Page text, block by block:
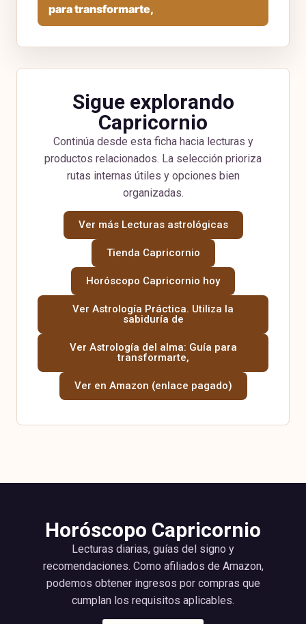
para transformarte,
Sigue explorando
Capricornio
Continúa desde esta ficha hacia lecturas y
productos relacionados. La selección prioriza
rutas internas útiles y opciones bien
organizadas.
Ver más Lecturas astrológicas
Tienda Capricornio
Horóscopo Capricornio hoy
Ver Astrología Práctica. Utiliza la
sabiduría de
Ver Astrología del alma: Guía para
transformarte,
Ver en Amazon (enlace pagado)
Horóscopo Capricornio
Lecturas diarias, guías del signo y
recomendaciones. Como afiliados de Amazon,
podemos obtener ingresos por compras que
cumplan los requisitos aplicables.